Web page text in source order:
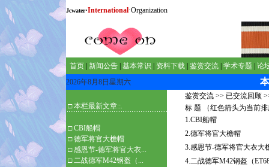
Jcwater·International·Organization
首页 新闻公告 基本常识 资料下载 鉴赏交流 学术专题
论
2026年8月8日星期六
□ 本栏最新文章::.
□CBI船帽
□德军将官大檐帽
□感恩节-德军将官大衣...
□二战德军M42钢盔（...
鉴赏交流 >> 已交流回顾
标 题 （红色箭头为当前
1.CBI船帽
2.德军将官大檐帽
3.感恩节-德军将官大衣大
4.二战德军M42钢盔（